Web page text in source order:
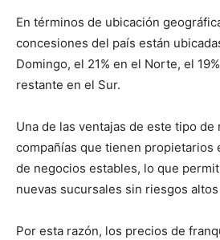
En términos de ubicación
concesiones del país están
Domingo, el 21% en el Norte, el
restante en el Sur.
Una de las ventajas de este tipo de
compañías que tienen propietarios
de negocios estables, lo que
nuevas sucursales sin riesgos
Por esta razón, los precios de